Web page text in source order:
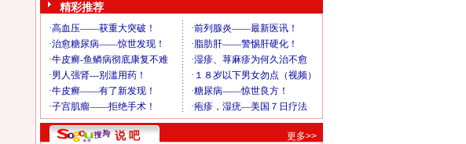
精彩推荐
说 吧 更多>>